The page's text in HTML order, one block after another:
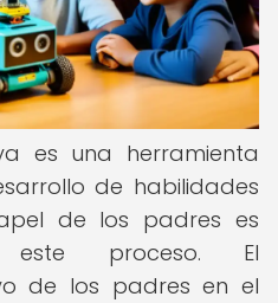
es una herramienta
de habilidades
de los padres es
este proceso. El
de los padres en el